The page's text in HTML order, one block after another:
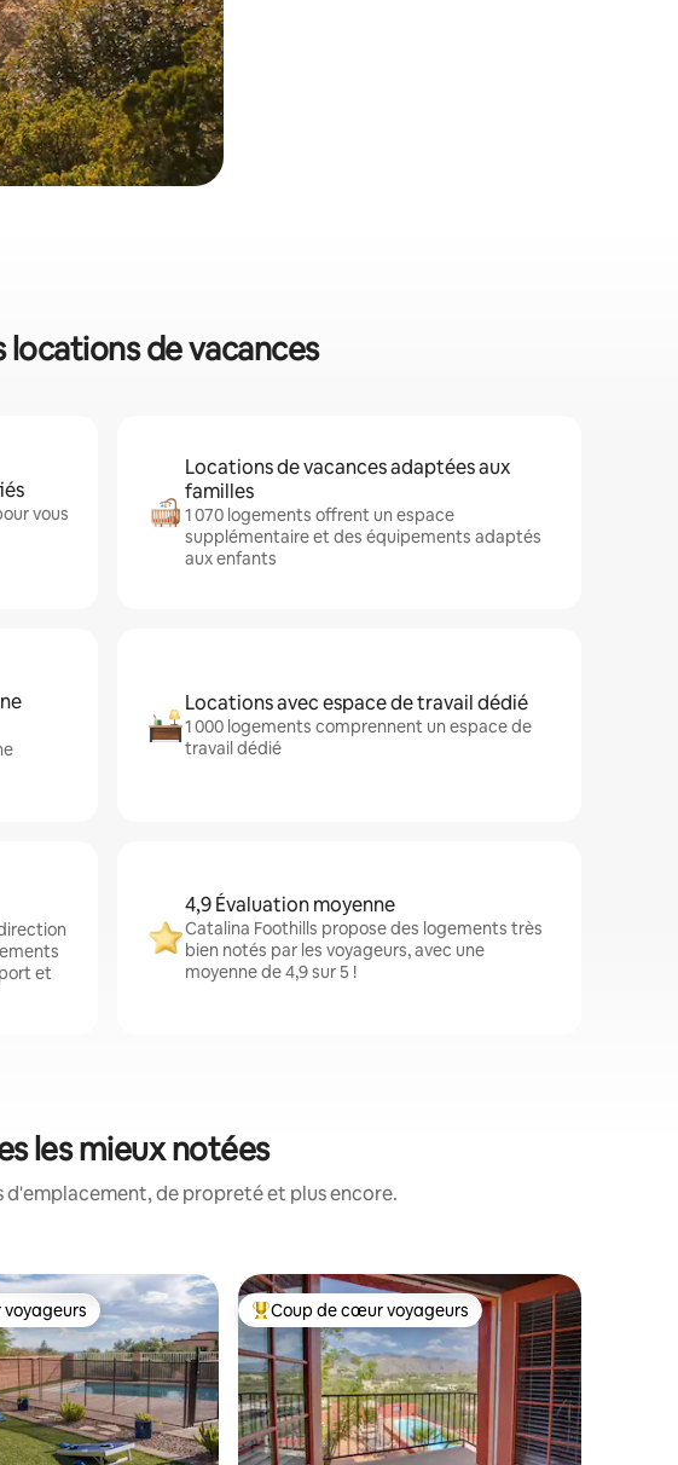
locations de vacances
vous
Locations de vacances adaptées aux
familles
1 070 logements offrent un espace
supplémentaire et des équipements adaptés
aux enfants
Locations avec espace de travail dédié
1 000 logements comprennent un espace de
travail dédié
et
4,9 Évaluation moyenne
Catalina Foothills propose des logements très
bien notés par les voyageurs, avec une
moyenne de 4,9 sur 5 !
les mieux notées
d'emplacement, de propreté et plus encore.
Coups de cœur voyageurs les plus appréciés
Coup de cœur voyageurs